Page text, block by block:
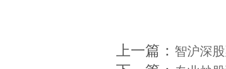
上一篇： 智沪深